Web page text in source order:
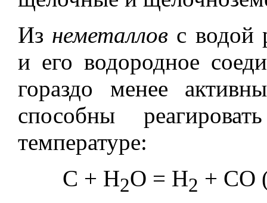
Из неметаллов с водой
и его водородное
гораздо менее
способны
температуре:
C + H2O = H2 + CO